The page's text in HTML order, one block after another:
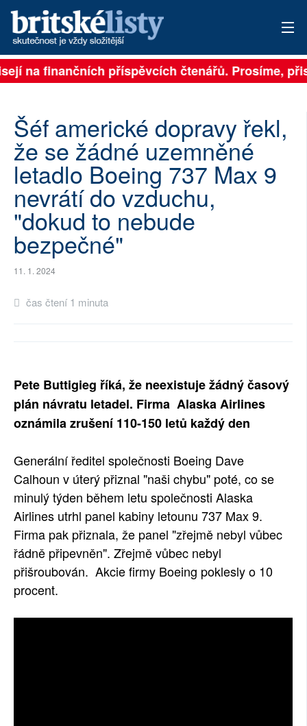
PŘIHLÁSIT
ARCHIV
ROZHOVORY
TÉMATA
NEJČTENĚJŠÍ ZA 7 DNÍ
PLNÁ VERZE STRÁNEK
na finančních příspěvcích čtenářů. Prosíme,
Šéf americké dopravy řekl,
že se žádné uzemněné
letadlo Boeing 737 Max 9
nevrátí do vzduchu,
"dokud to nebude
bezpečné"
11. 1. 2024
čas čtení 1 minuta
Pete Buttigieg říká, že neexistuje žádný časový
plán návratu letadel. Firma Alaska Airlines
oznámila zrušení 110-150 letů každý den
Generální ředitel společnosti Boeing Dave
Calhoun v úterý přiznal "naši chybu" poté, co se
minulý týden během letu společnosti Alaska
Airlines utrhl panel kabiny letounu 737 Max 9.
Firma pak přiznala, že panel "zřejmě nebyl vůbec
řádně připevněn". Zřejmě vůbec nebyl
přišroubován. Akcie firmy Boeing poklesly o 10
procent.